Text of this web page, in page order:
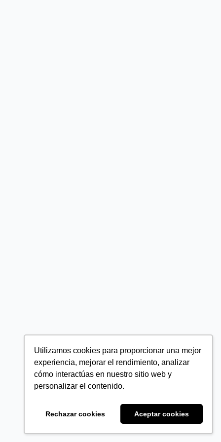
Utilizamos cookies para proporcionar una mejor
experiencia, mejorar el rendimiento, analizar
cómo interactúas en nuestro sitio web y
personalizar el contenido.
Rechazar cookies Aceptar cookies